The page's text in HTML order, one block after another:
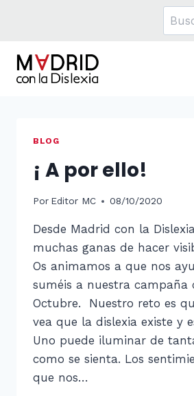
BLOG
¡ A por ello!
Por Editor MC 08/10/2020
Desde Madrid con la
muchas ganas de hacer
Os animamos a que nos
suméis a nuestra campaña
Octubre. Nuestro reto es
vea que la dislexia existe y
Uno puede iluminar de
como se sienta. Los
que nos…